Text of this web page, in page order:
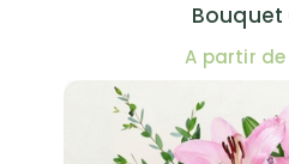
Bouquet
A partir